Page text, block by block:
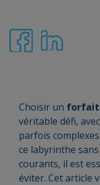
Choisir un forfait
véritable défi,
parfois
ce labyrinthe
courants, il est
éviter. Cet article